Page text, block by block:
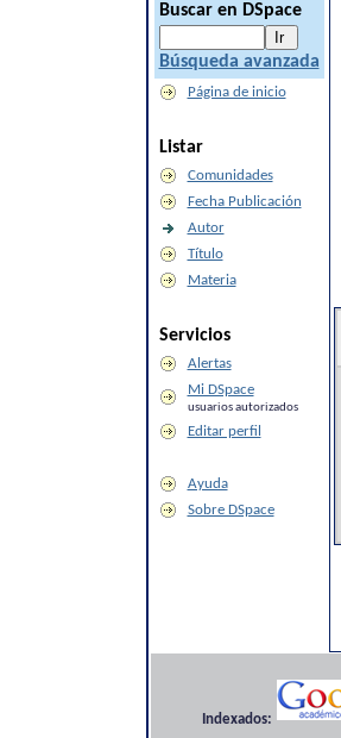
Buscar en DSpace
Búsqueda avanzada
Página de inicio
Listar
Comunidades
Fecha Publicación
Autor
Título
Materia
Servicios
Alertas
Mi DSpace
usuarios autorizados
Editar perfil
Ayuda
Sobre DSpace
Indexados: